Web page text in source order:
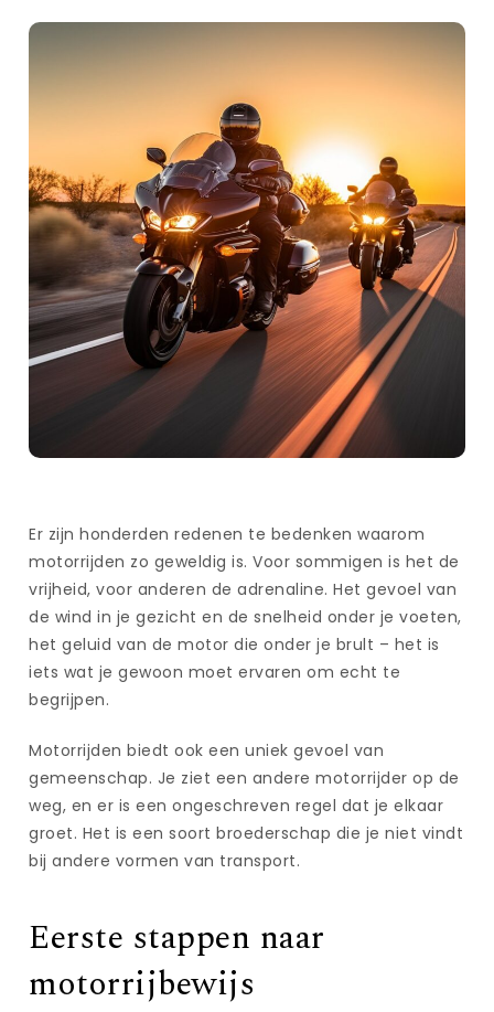
Er zijn honderden redenen te bedenken waarom
motorrijden zo geweldig is. Voor sommigen is het de
vrijheid, voor anderen de adrenaline. Het gevoel van
de wind in je gezicht en de snelheid onder je voeten,
het geluid van de motor die onder je brult – het is
iets wat je gewoon moet ervaren om echt te
begrijpen.
Motorrijden biedt ook een uniek gevoel van
gemeenschap. Je ziet een andere motorrijder op de
weg, en er is een ongeschreven regel dat je elkaar
groet. Het is een soort broederschap die je niet vindt
bij andere vormen van transport.
Eerste stappen naar
motorrijbewijs